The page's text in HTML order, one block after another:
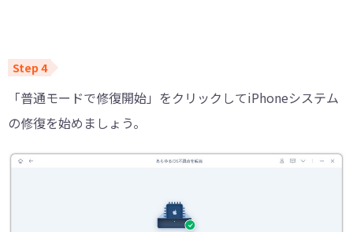
「普通モードで修復開始」をクリックしてiPhoneシステム
の修復を始めましょう。